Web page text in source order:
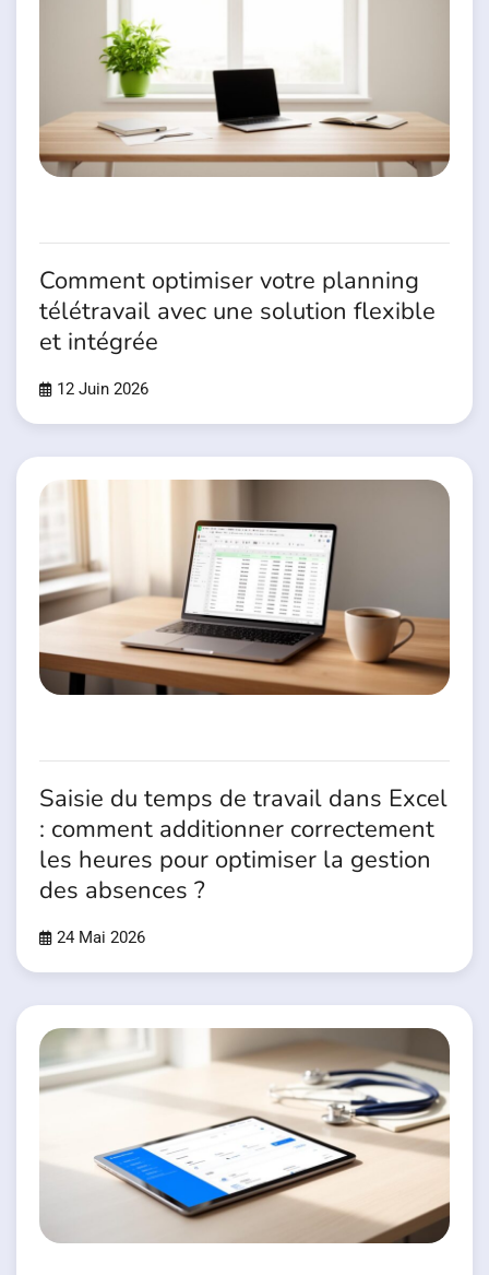
Comment optimiser votre planning
télétravail avec une solution flexible
et intégrée
12 Juin 2026
Saisie du temps de travail dans Excel
: comment additionner correctement
les heures pour optimiser la gestion
des absences ?
24 Mai 2026